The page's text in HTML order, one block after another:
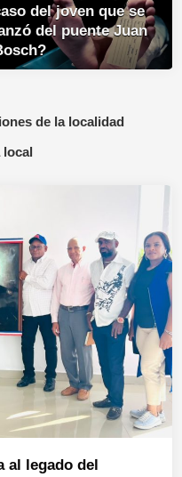
del joven que se
del puente Juan
de la localidad
local
al legado del